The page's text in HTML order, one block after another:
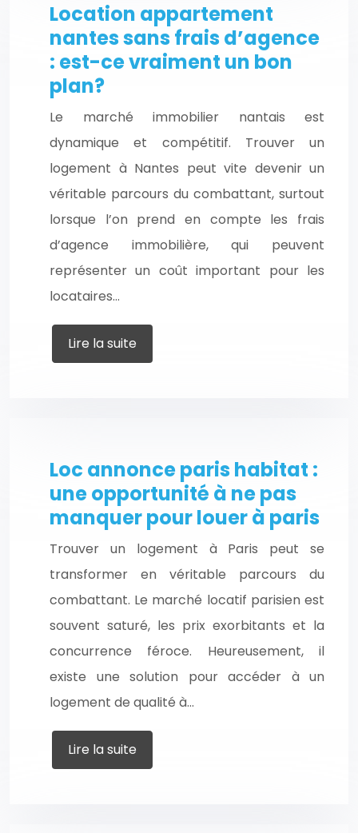
Location appartement
nantes sans frais d’agence
: est-ce vraiment un bon
plan?
Le marché immobilier nantais est
dynamique et compétitif. Trouver un
logement à Nantes peut vite devenir un
véritable parcours du combattant, surtout
lorsque l’on prend en compte les frais
d’agence immobilière, qui peuvent
représenter un coût important pour les
locataires…
Lire la suite
Loc annonce paris habitat :
une opportunité à ne pas
manquer pour louer à paris
Trouver un logement à Paris peut se
transformer en véritable parcours du
combattant. Le marché locatif parisien est
souvent saturé, les prix exorbitants et la
concurrence féroce. Heureusement, il
existe une solution pour accéder à un
logement de qualité à…
Lire la suite